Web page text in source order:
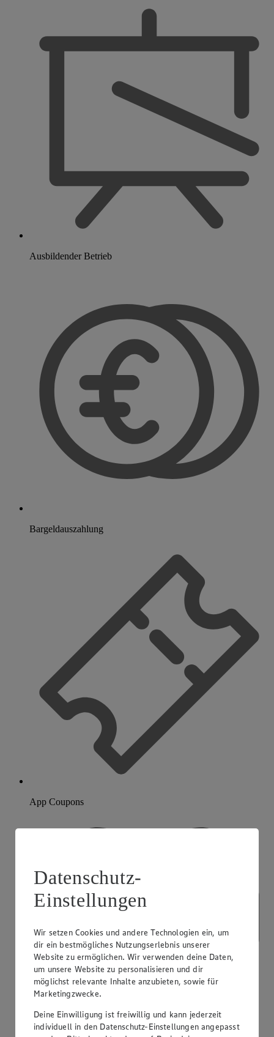
Ausbildender Betrieb
Bargeldauszahlung
App Coupons
Datenschutz-
Einstellungen
Wir setzen Cookies und andere Technologien ein, um
dir ein bestmögliches Nutzungserlebnis unserer
Website zu ermöglichen. Wir verwenden deine Daten,
um unsere Website zu personalisieren und dir
möglichst relevante Inhalte anzubieten, sowie für
Marketingzwecke.
Deine Einwilligung ist freiwillig und kann jederzeit
individuell in den Datenschutz-Einstellungen angepasst